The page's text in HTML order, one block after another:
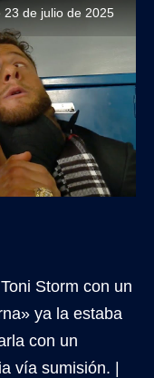
23 de julio de 2025
Storm con un
ya la estaba
con un
vía sumisión. |